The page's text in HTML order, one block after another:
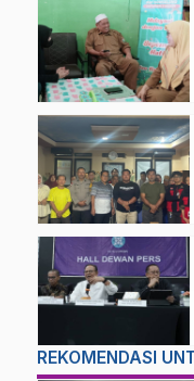
REKOMENDASI